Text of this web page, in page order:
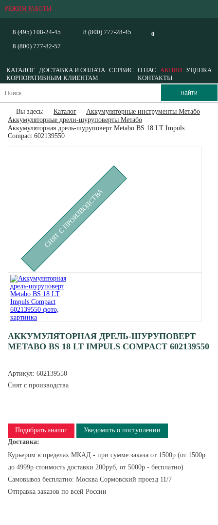
РЕЖИМ РАБОТЫ
0
8 (495) 108-24-45
8 (800) 777-82-57
8 (800) 777-28-45
КАТАЛОГ ДОСТАВКА И ОПЛАТА СЕРВИС О НАС АКЦИИ УЦЕНКА
КОРПОРАТИВНЫМ КЛИЕНТАМ
КОНТАКТЫ
Вы здесь: Каталог
Аккумуляторные инструменты Метабо
Аккумуляторные дрели-шуруповерты Метабо
Аккумуляторная дрель-шуруповерт Metabo BS 18 LT Impuls
Compact 602139550
СНЯТ С ПРОИЗВОДСТВА
АККУМУЛЯТОРНАЯ ДРЕЛЬ-ШУРУПОВЕРТ
METABO BS 18 LT IMPULS COMPACT 602139550
Артикул: 602139550
Снят с производства
Подобрать аналог
Уведомить о поступлении
Доставка:
Курьером в пределах МКАД - при сумме заказа от 1500р (от 1500р
до 4999р стоимость доставки 200руб, от 5000р - бесплатно)
Самовывоз бесплатно: Москва Сормовский проезд 11/7
Отправка заказов по всей России